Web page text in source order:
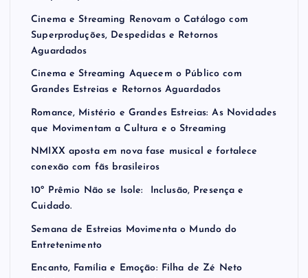
Cinema e Streaming Renovam o Catálogo com
Superproduções, Despedidas e Retornos
Aguardados
Cinema e Streaming Aquecem o Público com
Grandes Estreias e Retornos Aguardados
Romance, Mistério e Grandes Estreias: As Novidades
que Movimentam a Cultura e o Streaming
NMIXX aposta em nova fase musical e fortalece
conexão com fãs brasileiros
10º Prêmio Não se Isole: Inclusão, Presença e
Cuidado.
Semana de Estreias Movimenta o Mundo do
Entretenimento
Encanto, Família e Emoção: Filha de Zé Neto